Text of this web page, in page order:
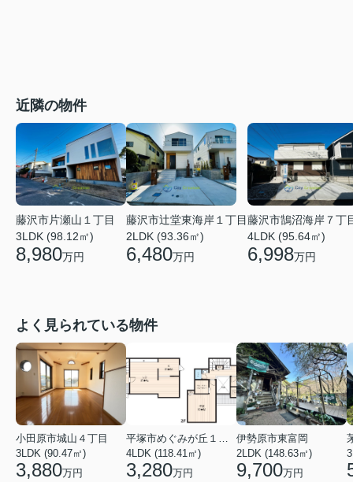
近隣の物件
藤沢市片瀬山１丁目
3LDK (98.12㎡)
8,980万円
藤沢市辻堂東海岸１丁目
2LDK (93.36㎡)
6,480万円
藤沢市鵠沼海岸７丁
4LDK (95.64㎡)
6,998万円
よく見られている物件
小田原市城山４丁目
3LDK (90.47㎡)
3,880万円
平塚市めぐみが丘１丁目
4LDK (118.41㎡)
3,280万円
伊勢原市東富岡
2LDK (148.63㎡)
9,700万円